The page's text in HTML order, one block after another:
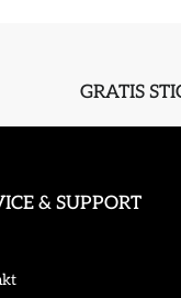
GRATIS
& SUPPORT